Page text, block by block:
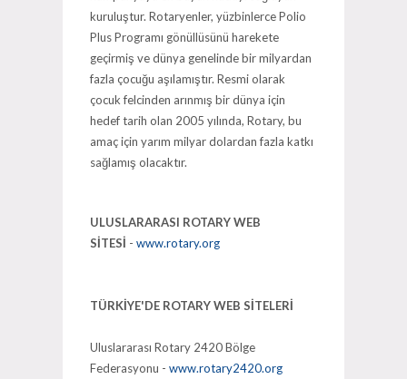
kuruluştur. Rotaryenler, yüzbinlerce Polio
Plus Programı gönüllüsünü harekete
geçirmiş ve dünya genelinde bir milyardan
fazla çocuğu aşılamıştır. Resmi olarak
çocuk felcinden arınmış bir dünya için
hedef tarih olan 2005 yılında, Rotary, bu
amaç için yarım milyar dolardan fazla katkı
sağlamış olacaktır.
ULUSLARARASI ROTARY WEB
SİTESİ - www.rotary.org
TÜRKİYE'DE ROTARY WEB SİTELERİ
Uluslararası Rotary 2420 Bölge
Federasyonu - www.rotary2420.org